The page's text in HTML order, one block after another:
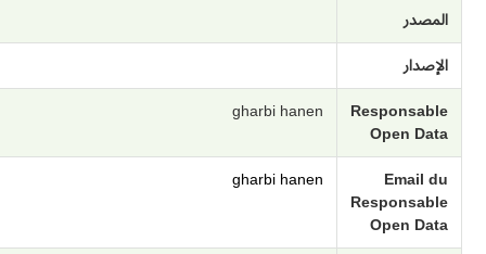
المصدر
الإصدار
Responsable
Open Data
gharbi hanen
Email du
Responsable
Open Data
gharbi hanen